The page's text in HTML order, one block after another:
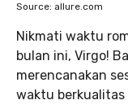
Source: allure.com
Nikmati waktu
bulan ini, Virgo!
merencanakan
waktu berkualitas